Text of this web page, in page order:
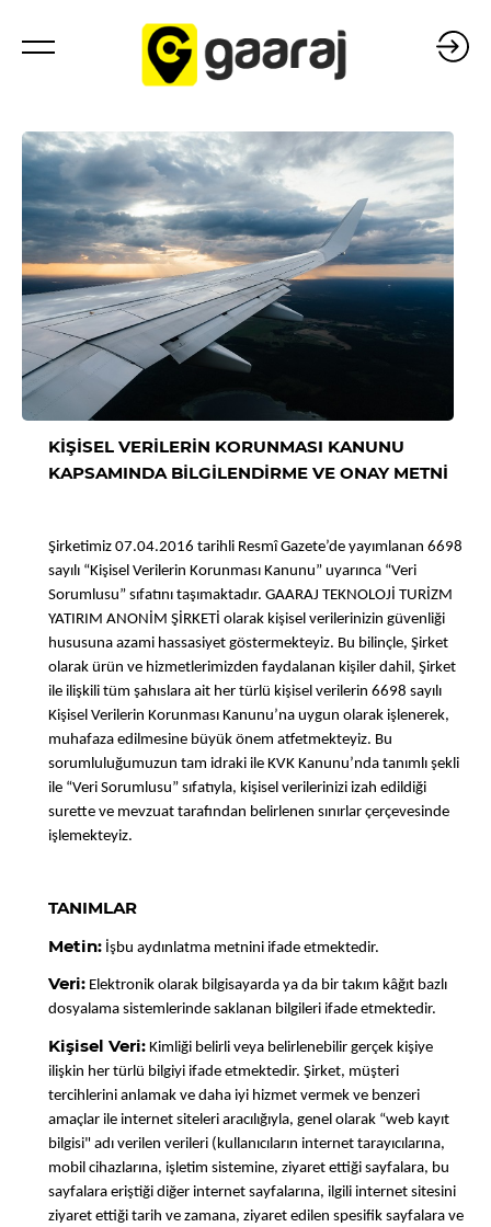
KİŞİSEL VERİLERİN KORUNMASI KANUNU
KAPSAMINDA BİLGİLENDİRME VE ONAY METNİ
Şirketimiz 07.04.2016 tarihli Resmî Gazete’de yayımlanan 6698
sayılı “Kişisel Verilerin Korunması Kanunu” uyarınca “Veri
Sorumlusu” sıfatını taşımaktadır. GAARAJ TEKNOLOJİ TURİZM
YATIRIM ANONİM ŞİRKETİ olarak kişisel verilerinizin güvenliği
hususuna azami hassasiyet göstermekteyiz. Bu bilinçle, Şirket
olarak ürün ve hizmetlerimizden faydalanan kişiler dahil, Şirket
ile ilişkili tüm şahıslara ait her türlü kişisel verilerin 6698 sayılı
Kişisel Verilerin Korunması Kanunu’na uygun olarak işlenerek,
muhafaza edilmesine büyük önem atfetmekteyiz. Bu
sorumluluğumuzun tam idraki ile KVK Kanunu’nda tanımlı şekli
ile “Veri Sorumlusu” sıfatıyla, kişisel verilerinizi izah edildiği
surette ve mevzuat tarafından belirlenen sınırlar çerçevesinde
işlemekteyiz.
TANIMLAR
Metin: İşbu aydınlatma metnini ifade etmektedir.
Veri: Elektronik olarak bilgisayarda ya da bir takım kâğıt bazlı
dosyalama sistemlerinde saklanan bilgileri ifade etmektedir.
Kişisel Veri: Kimliği belirli veya belirlenebilir gerçek kişiye
ilişkin her türlü bilgiyi ifade etmektedir. Şirket, müşteri
tercihlerini anlamak ve daha iyi hizmet vermek ve benzeri
amaçlar ile internet siteleri aracılığıyla, genel olarak “web kayıt
bilgisi" adı verilen verileri (kullanıcıların internet tarayıcılarına,
mobil cihazlarına, işletim sistemine, ziyaret ettiği sayfalara, bu
sayfalara eriştiği diğer internet sayfalarına, ilgili internet sitesini
ziyaret ettiği tarih ve zamana, ziyaret edilen spesifik sayfalara ve